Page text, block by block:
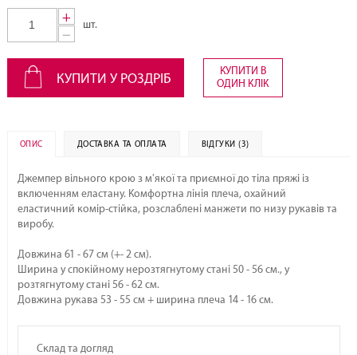
+
−
шт.
КУПИТИ У РОЗДРІБ
КУПИТИ В
ОДИН КЛІК
ОПИС ДОСТАВКА ТА ОПЛАТА ВІДГУКИ (3)
Джемпер вільного крою з м'якої та приємної до тіла пряжі із
включенням еластану. Комфортна лінія плеча, охайний
еластичний комір-стійка, розслаблені манжети по низу рукавів та
виробу.
Довжина 61 - 67 см (+- 2 см).
Ширина у спокійному нерозтягнутому стані 50 - 56 см., у
розтягнутому стані 56 - 62 см.
Довжина рукава 53 - 55 см + ширина плеча 14 - 16 см.
Склад та догляд